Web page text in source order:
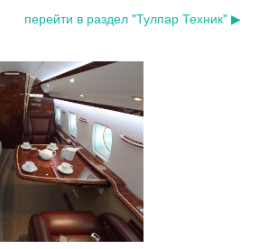
перейти в раздел "Тулпар Техник" ▶